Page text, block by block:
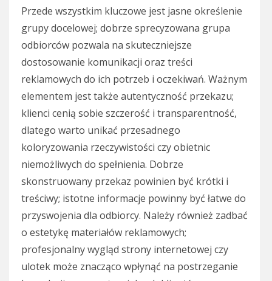
Przede wszystkim kluczowe jest jasne określenie
grupy docelowej; dobrze sprecyzowana grupa
odbiorców pozwala na skuteczniejsze
dostosowanie komunikacji oraz treści
reklamowych do ich potrzeb i oczekiwań. Ważnym
elementem jest także autentyczność przekazu;
klienci cenią sobie szczerość i transparentność,
dlatego warto unikać przesadnego
koloryzowania rzeczywistości czy obietnic
niemożliwych do spełnienia. Dobrze
skonstruowany przekaz powinien być krótki i
treściwy; istotne informacje powinny być łatwe do
przyswojenia dla odbiorcy. Należy również zadbać
o estetykę materiałów reklamowych;
profesjonalny wygląd strony internetowej czy
ulotek może znacząco wpłynąć na postrzeganie